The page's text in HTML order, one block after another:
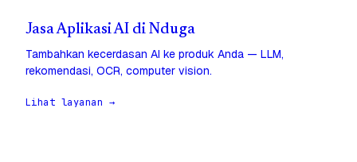
Jasa Aplikasi AI di Nduga
Tambahkan kecerdasan AI ke produk Anda — LLM,
rekomendasi, OCR, computer vision.
Lihat layanan →